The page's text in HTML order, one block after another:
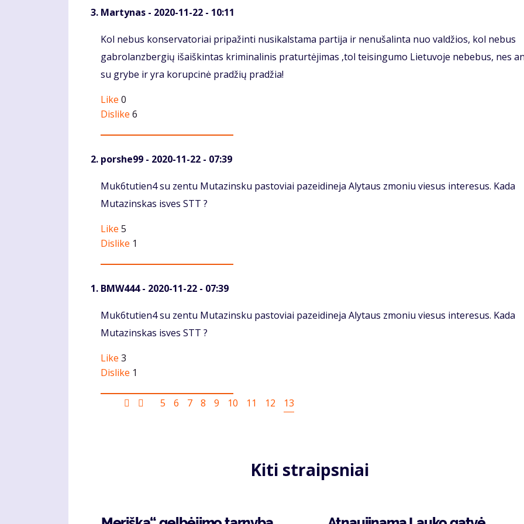
Martynas - 2020-11-22 - 10:11
Komentaras
Kol nebus konservatoriai pripažinti nusikalstama partija ir nenušalinta nuo valdžios, kol nebus
gabrolanzbergių išaiškintas kriminalinis praturtėjimas ,tol teisingumo Lietuvoje nebebus, nes
su grybe ir yra korupcinė pradžių pradžia!
Like 0
Dislike 6
porshe99 - 2020-11-22 - 07:39
Komentaras
Muk6tutien4 su zentu Mutazinsku pastoviai pazeidineja Alytaus zmoniu viesus interesus. Kada
Mutazinskas isves STT ?
Like 5
Dislike 1
BMW444- 2020-11-22 - 07:39
Komentaras
Muk6tutien4 su zentu Mutazinsku pastoviai pazeidineja Alytaus zmoniu viesus interesus. Kada
Mutazinskas isves STT ?
Like 3
Dislike 1
Pagination
First Ankstesnis
Puslapis
5 Puslapis
6 Puslapis
7 Puslapis
8 Puslapis
9 Puslapis
10 Puslapis
11 Puslapis
12
Current
13
Kiti straipsniai